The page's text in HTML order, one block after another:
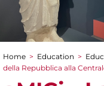
You are here
Home > Education >
della Repubblica alla